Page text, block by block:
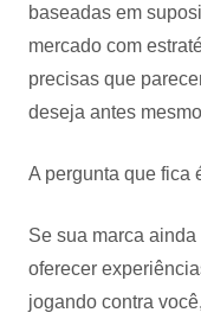
baseadas em
mercado com
precisas que
deseja antes
A pergunta que fica
Se sua marca
oferecer
jogando contra